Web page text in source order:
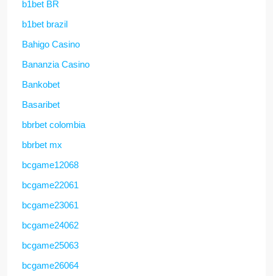
b1bet BR
b1bet brazil
Bahigo Casino
Bananzia Casino
Bankobet
Basaribet
bbrbet colombia
bbrbet mx
bcgame12068
bcgame22061
bcgame23061
bcgame24062
bcgame25063
bcgame26064